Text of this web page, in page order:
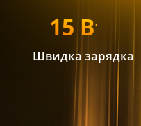
Швидка зарядка
15 Вт